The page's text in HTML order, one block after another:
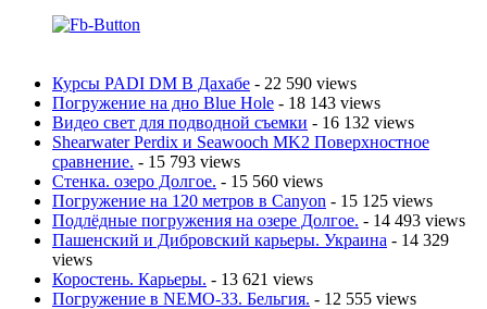
Курсы PADI DM В Дахабе - 22 590 views
Погружение на дно Blue Hole - 18 143 views
Видео свет для подводной съемки - 16 132 views
Shearwater Perdix и Seawooch MK2 Поверхностное
сравнение. - 15 793 views
Стенка. озеро Долгое. - 15 560 views
Погружение на 120 метров в Canyon - 15 125 views
Подлёдные погружения на озере Долгое. - 14 493 views
Пашенский и Дибровский карьеры. Украина - 14 329
views
Коростень. Карьеры. - 13 621 views
Погружение в NEMO-33. Бельгия. - 12 555 views